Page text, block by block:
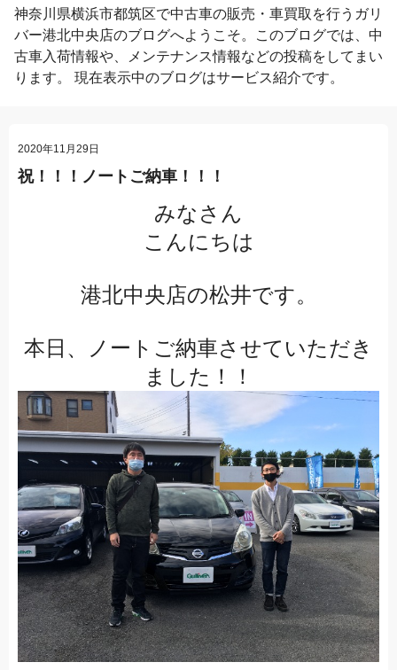
神奈川県横浜市都筑区で中古車の販売・車買取を行う ガリ
バー港北中央店のブログへようこそ。このブログでは、中
古車入荷情報や、メンテナンス情報などの投稿をしてまい
ります。 現在表示中のブログはサービス紹介です。
2020年11月29日
祝！！！ノートご納車！！！
みなさん
こんにちは
港北中央店の松井です。
本日、ノートご納車させていただき
ました！！